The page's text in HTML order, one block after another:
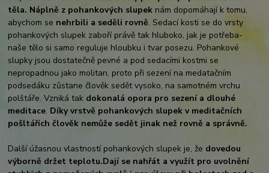
těla. Náplně z pohankových slupek nám dopomáhají k tomu,
abychom se nehrbili a seděli rovně. Sedací kosti se do vrsty
pohankových slupek zaboří právě tak hluboko, jak je potřeba-
naše tělo si samo reguluje hloubku i tvar posezu. Pohankové
slupky jsou dostatečně pevné a pod sedacími kostmi se
nepropadnou jako molitan, proto při sezení na medatačním
podsedáku zůstane člověk sedět vysoko, na samotném vrchu
polštáře. Vzniká tak dokonalá opora pro sezení a dlouhé
meditace. Díky vrstvě pohankových slupek v meditačních
pošltářích člověk nemůže sedět jinak než rovně a správně.
Další úžasnou vlastností pohankových slupek je, že dovedou
výborně držet teplotu.Dají se nahřát a využít pro uvolnění